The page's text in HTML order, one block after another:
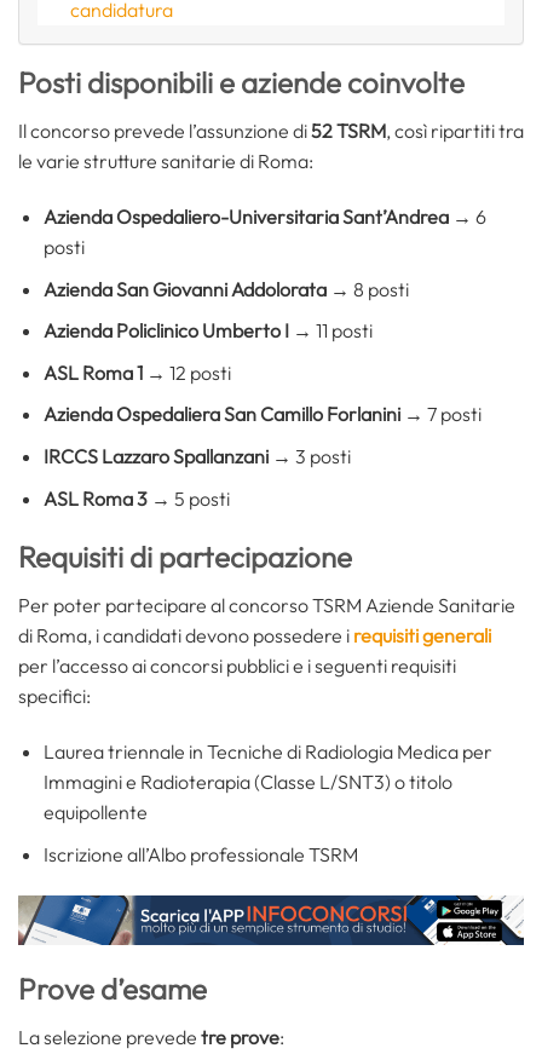
candidatura
Posti disponibili e aziende coinvolte
Il concorso prevede l’assunzione di52 TSRM, così ripartiti tra
le varie strutture sanitarie di Roma:
Azienda Ospedaliero-Universitaria Sant’Andrea→ 6
posti
Azienda San Giovanni Addolorata→ 8 posti
Azienda Policlinico Umberto I→ 11 posti
ASL Roma 1→ 12 posti
Azienda Ospedaliera San Camillo Forlanini→ 7 posti
IRCCS Lazzaro Spallanzani→ 3 posti
ASL Roma 3→ 5 posti
Requisiti di partecipazione
Per poter partecipare al concorso TSRM Aziende Sanitarie
di Roma, i candidati devono possedere i requisiti generali
per l’accesso ai concorsi pubblici e i seguenti requisiti
specifici:
Laurea triennale in Tecniche di Radiologia Medica per
Immagini e Radioterapia (Classe L/SNT3) o titolo
equipollente
Iscrizione all’Albo professionale TSRM
Prove d’esame
La selezione prevede tre prove: